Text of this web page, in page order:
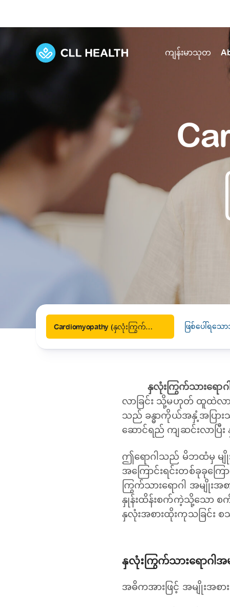
ကျန်းမာသုတ
View all health articles
Emergencies
Diseases and Conditions
Symptoms
Tests and Procedures
Drugs and Supplements
About us
Discover our commitment to transforming
Our history
Careers
Explore Services
Comprehensive care for your health and
Primary care
Immunisation
Digestive care
Our Facilities
Comprehensive care for your health and
Our polyclinics
Quality primary and specialty care near you
Our clinics
Diagnostics and treatment in one place
Cardiomyopathy (နှလုံးကြွက်သားရောဂါ) ဖြစ်ပေါ်ရသော
နှလုံးကြွက်သားရောဂ
လာခြင်း သို့မဟုတ် ထူထဲလာပ
သည် ခန္ဓာကိုယ်အနှံ့အပြား
ဆောင်ရည် ကျဆင်းလာပြီး
ဤရောဂါသည် မိဘထံမှ မျိုး
အကြောင်းရင်းတစ်ခုခုက
ကြွက်သားရောဂါ အမျိုးအ
နှုန်းထိန်းစက်ကဲ့သို့သော စက်
နှလုံးအစားထိုးကုသခြင်း
နှလုံးကြွက်သားရောဂါအမ
အဓိကအားဖြင့် အမျိုးအစာ